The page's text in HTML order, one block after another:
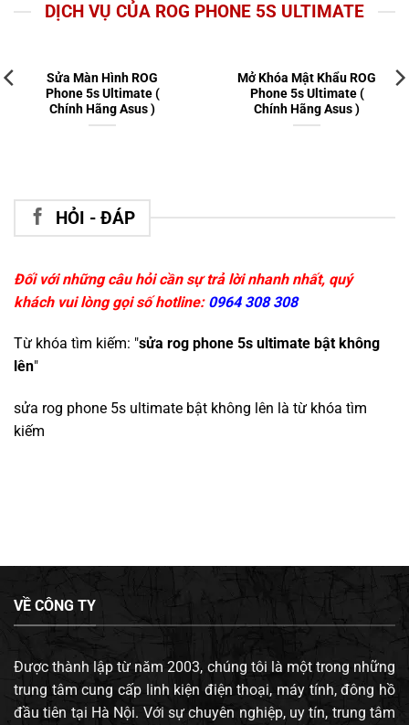
DỊCH VỤ CỦA ROG PHONE 5S ULTIMATE
Sửa Màn Hình ROG
Phone 5s Ultimate (
Chính Hãng Asus )
Mở Khóa Mật Khẩu ROG
Phone 5s Ultimate (
Chính Hãng Asus )
HỎI - ĐÁP
Đối với những câu hỏi cần sự trả lời nhanh nhất, quý
khách vui lòng gọi số hotline: 0964 308 308
Từ khóa tìm kiếm: "sửa rog phone 5s ultimate bật không
lên"
sửa rog phone 5s ultimate bật không lên là từ khóa tìm
kiếm
VỀ CÔNG TY
Được thành lập từ năm 2003, chúng tôi là một trong những
trung tâm cung cấp linh kiện điện thoại, máy tính, đông hồ
đầu tiên tại Hà Nội. Với sự chuyên nghiệp, uy tín, trung tâm